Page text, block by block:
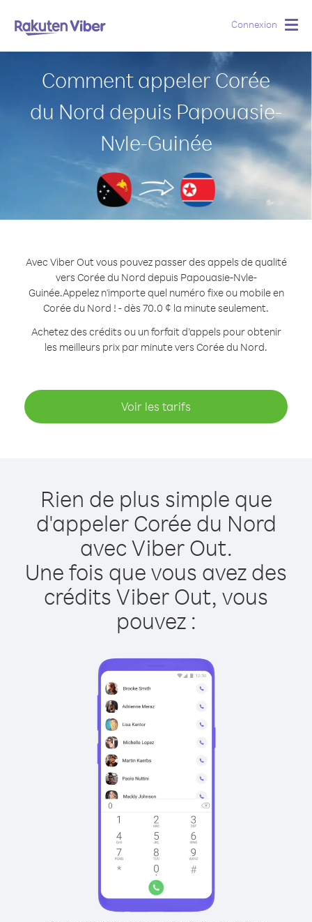
Connexion
Comment appeler Corée
du Nord depuis Papouasie-
Nvle-Guinée
Avec Viber Out vous pouvez passer des appels de qualité
vers Corée du Nord depuis Papouasie-Nvle-
Guinée.Appelez n'importe quel numéro fixe ou mobile en
Corée du Nord ! - dès 70.0 ¢ la minute seulement.
Achetez des crédits ou un forfait d’appels pour obtenir
les meilleurs prix par minute vers Corée du Nord.
Voir les tarifs
Rien de plus simple que
d'appeler Corée du Nord
avec Viber Out.
Une fois que vous avez des
crédits Viber Out, vous
pouvez :